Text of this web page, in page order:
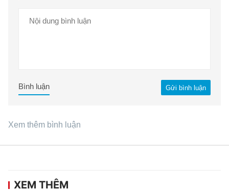
Gửi bình luận
Bình luận
Xem thêm bình luận
XEM THÊM